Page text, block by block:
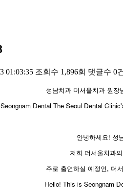
01:03:35 조회수 1,896회 댓글수 0건
성남치과 더서울치과 원장
​Seongnam Dental The Seoul Dental
안녕하세요! 성
저희 더서울치과
주로 출연하실 예정인, 더
​Hello! This is Seongnam